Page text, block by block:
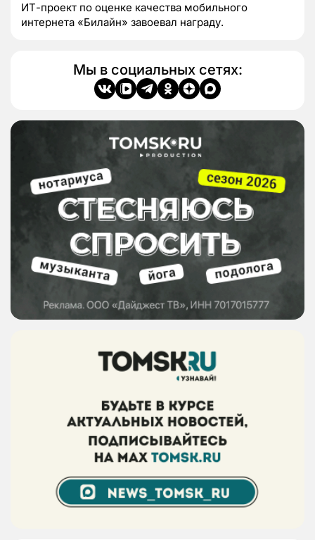
ИТ-проект по оценке качества мобильного
интернета «Билайн» завоевал награду.
Мы в социальных сетях: